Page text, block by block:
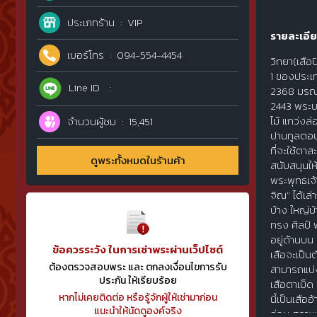
ประเภทร้าน
VIP
เบอร์โทร
094-554-4454
Line ID
จำนวนผู้ชม 15,451
ดูพระทั้งหมดในร้านค้า
ข้อควรระวัง ในการเช่าพระผ่านเว็ปไซต์
ต้องตรวจสอบพระ และ ตกลงเงื่อนไขการรับ
ประกัน ให้เรียบร้อย
หากไม่เคยติดต่อ หรือรู้จักผู้ให้เช่ามาก่อน
แนะนำให้นัดดูองค์จริง
รายละเอี
วิทยา(เสื
1 ของปร
2368 มร
2443 พร
ไม้ แกว่ง
ปานทูลตอ
ที่จะใช้ตา
สนับสนุนใ
พระพุทธเ
จิณ" ได้เล่
บ้าง ใหญ่
ทรง ศิลป์
อยู่ด้านบน
เสือจะเป็
สามารถแ
เสือตาเม็
นี้เป็นเสือ